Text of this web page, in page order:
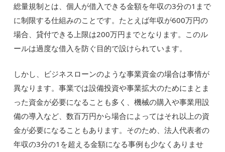
総量規制とは、個人が借入できる金額を年収の3分の1まで
に制限する仕組みのことです。たとえば年収が600万円の
場合、貸付できる上限は200万円までとなります。このル
ールは過度な借入を防ぐ目的で設けられています。
しかし、ビジネスローンのような事業資金の場合は事情が
異なります。事業では設備投資や事業拡大のためにまとま
った資金が必要になることも多く、機械の購入や事業用設
備の導入など、数百万円から場合によってはそれ以上の資
金が必要になることもあります。そのため、法人代表者の
年収の3分の1を超える金額になる事例も少なくありませ